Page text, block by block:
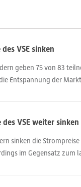
VSE sinken
geben 75 von 83
Entspannung der
VSE weiter sinken
sinken die
im Gegensatz zum